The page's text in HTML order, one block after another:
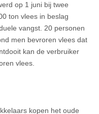
op 1 juni bij twee
ton vlees in beslag
vangst. 20 personen
men bevroren vlees dat
kan de verbruiker
vlees.
kopen het oude